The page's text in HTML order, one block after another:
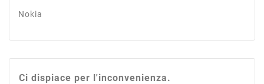
Nokia
Ci dispiace per l'inconvenienza.